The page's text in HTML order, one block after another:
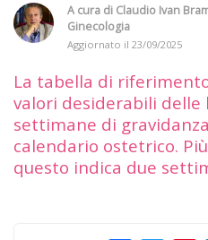
A cura di Claudio Ivan
Ginecologia
Aggiornato il 23/09/2025
La tabella di
valori desiderabili delle
settimane di
calendario ostetrico.
questo indica due